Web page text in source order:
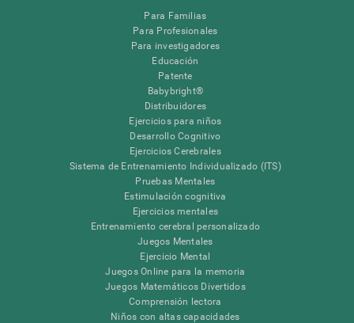
Para Familias
Para Profesionales
Para investigadores
Educación
Patente
Babybright®
Distribuidores
Ejercicios para niños
Desarrollo Cognitivo
Ejercicios Cerebrales
Sistema de Entrenamiento Individualizado (ITS)
Pruebas Mentales
Estimulación cognitiva
Ejercicios mentales
Entrenamiento cerebral personalizado
Juegos Mentales
Ejercicio Mental
Juegos Online para la memoria
Juegos Matemáticos Divertidos
Comprensión lectora
Niños con altas capacidades